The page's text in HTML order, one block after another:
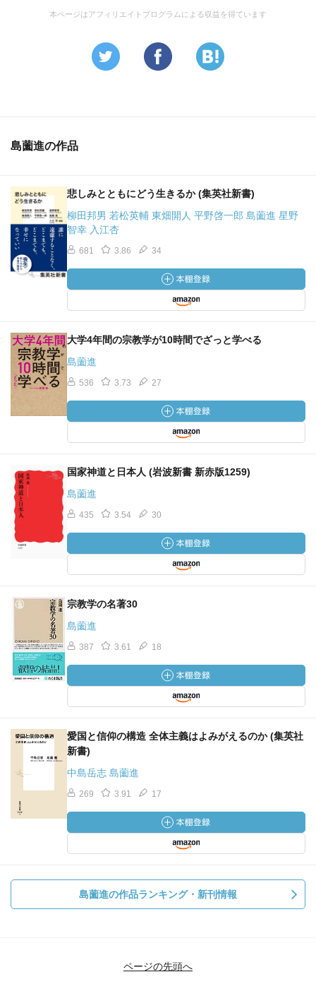
本ページはアフィリエイトプログラムによる収益を得ています
島薗進の作品
悲しみとともにどう生きるか (集英社新書)
柳田邦男 若松英輔 東畑開人 平野啓一郎 島薗進 星野
智幸 入江杏
681 3.86 34
大学4年間の宗教学が10時間でざっと学べる
島薗進
536 3.73 27
国家神道と日本人 (岩波新書 新赤版1259)
島薗進
435 3.54 30
宗教学の名著30
島薗進
387 3.61 18
愛国と信仰の構造 全体主義はよみがえるのか (集英社
新書)
中島岳志 島薗進
269 3.91 17
島薗進の作品ランキング・新刊情報
ページの先頭へ